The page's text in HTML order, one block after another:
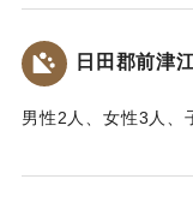
この男性がその土砂
に落ちかかり、足に
【出典：大分新聞 大
日田郡前津
男性2人、女性3人、